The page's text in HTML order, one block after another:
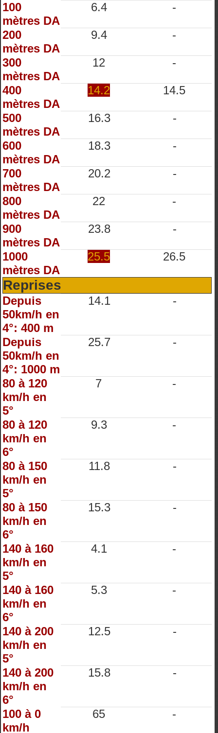
100
mètres DA
6.4 -
200
mètres DA
9.4 -
300
mètres DA
12 -
400
mètres DA
14.2 14.5
500
mètres DA
16.3 -
600
mètres DA
18.3 -
700
mètres DA
20.2 -
800
mètres DA
22 -
900
mètres DA
23.8 -
1000
mètres DA
25.5 26.5
Reprises
Depuis
50km/h en
4°: 400 m
14.1 -
Depuis
50km/h en
4°: 1000 m
25.7 -
80 à 120
km/h en
5°
7 -
80 à 120
km/h en
6°
9.3 -
80 à 150
km/h en
5°
11.8 -
80 à 150
km/h en
6°
15.3 -
140 à 160
km/h en
5°
4.1 -
140 à 160
km/h en
6°
5.3 -
140 à 200
km/h en
5°
12.5 -
140 à 200
km/h en
6°
15.8 -
100 à 0
km/h
65 -